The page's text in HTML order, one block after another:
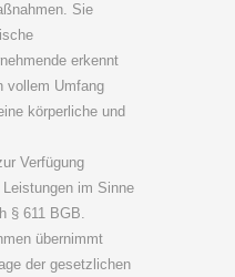
Sie
erkennt
vollem Umfang
körperliche und
Verfügung
im Sinne
§ 611 BGB.
übernimmt
der gesetzlichen